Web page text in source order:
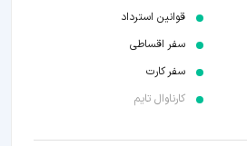
قوانین استرداد
سفر اقساطی
سفر کارت
کارناوال تایم